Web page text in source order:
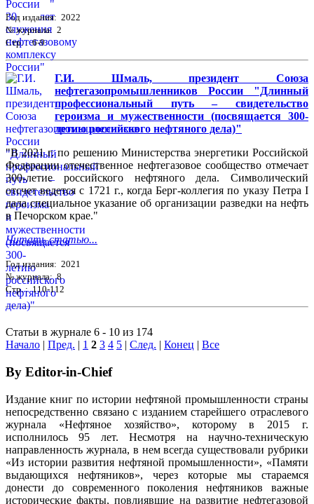
Год издания: 2022
№ журнала: 2
Стр. : 6-9
Г.И. Шмаль, президент Союза
нефтегазопромышленников России "Длинный
профессиональный путь – свидетельство
героизма и мужественности (посвящается 300-
летию российского нефтяного дела)"
"В 2021 г. по решению Министерства энергетики Российской
Федерации отечественное нефтегазовое сообщество отмечает
300-летие российского нефтяного дела. Символический
отсчет ведется с 1721 г., когда Берг-коллегия по указу Петра I
дала специальное указание об организации разведки на нефть
в Печорском крае."
Читать статью...
Год издания: 2021
№ журнала: 8
Стр. : 110-112
Статьи в журнале 6 - 10 из 174
Начало | Пред. | 1 2 3 4 5 | След. | Конец | Все
By Editor-in-Chief
Издание книг по истории нефтяной промышленности страны
непосредственно связано с изданием старейшего отраслевого
журнала «Нефтяное хозяйство», которому в 2015 г.
исполнилось 95 лет. Несмотря на научно-техническую
направленность журнала, в нем всегда существовали рубрики
«Из истории развития нефтяной промышленности», «Памяти
выдающихся нефтяников», через которые мы стараемся
донести до современного поколения нефтяников важные
исторические факты, повлиявшие на развитие нефтегазовой